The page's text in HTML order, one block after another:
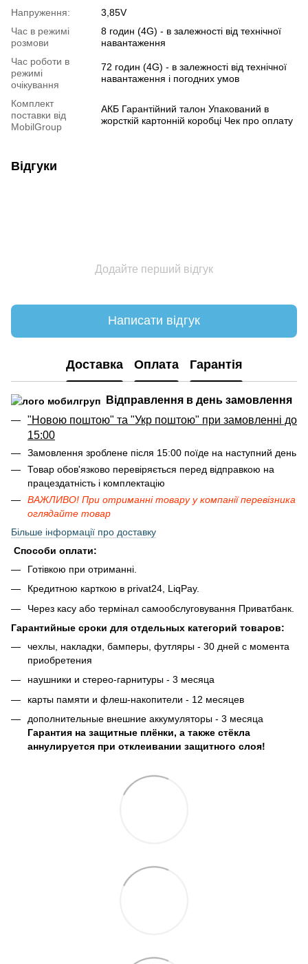
Напруження:
3,85V
Час в режимі
розмови
8 годин (4G) - в залежності від технічної
навантаження
Час роботи в
режимі
очікування
72 годин (4G) - в залежності від технічної
навантаження і погодних умов
Комплект
поставки від
MobilGroup
АКБ Гарантійний талон Упакований в
жорсткій картонній коробці Чек про оплату
Відгуки
Додайте перший відгук
Написати відгук
Доставка Оплата Гарантія
Відправлення в день замовлення
"Новою поштою" та "Укр поштою" при замовленні до
15:00
Замовлення зроблене після 15:00 поїде на наступний день
Товар обов'язково перевіряється перед відправкою на
працездатність і комплектацію
ВАЖЛИВО! При отриманні товару у компанії перевізника
оглядайте товар
Більше інформації про доставку
Способи оплати:
Готівкою при отриманні.
Кредитною карткою в privat24, LiqPay.
Через касу або термінал самообслуговування Приватбанк.
Гарантийные сроки для отдельных категорий товаров:
чехлы, накладки, бамперы, футляры - 30 дней с момента
приобретения
наушники и стерео-гарнитуры - 3 месяца
карты памяти и флеш-накопители - 12 месяцев
дополнительные внешние аккумуляторы - 3 месяца
Гарантия на защитные плёнки, а также стёкла
аннулируется при отклеивании защитного слоя!